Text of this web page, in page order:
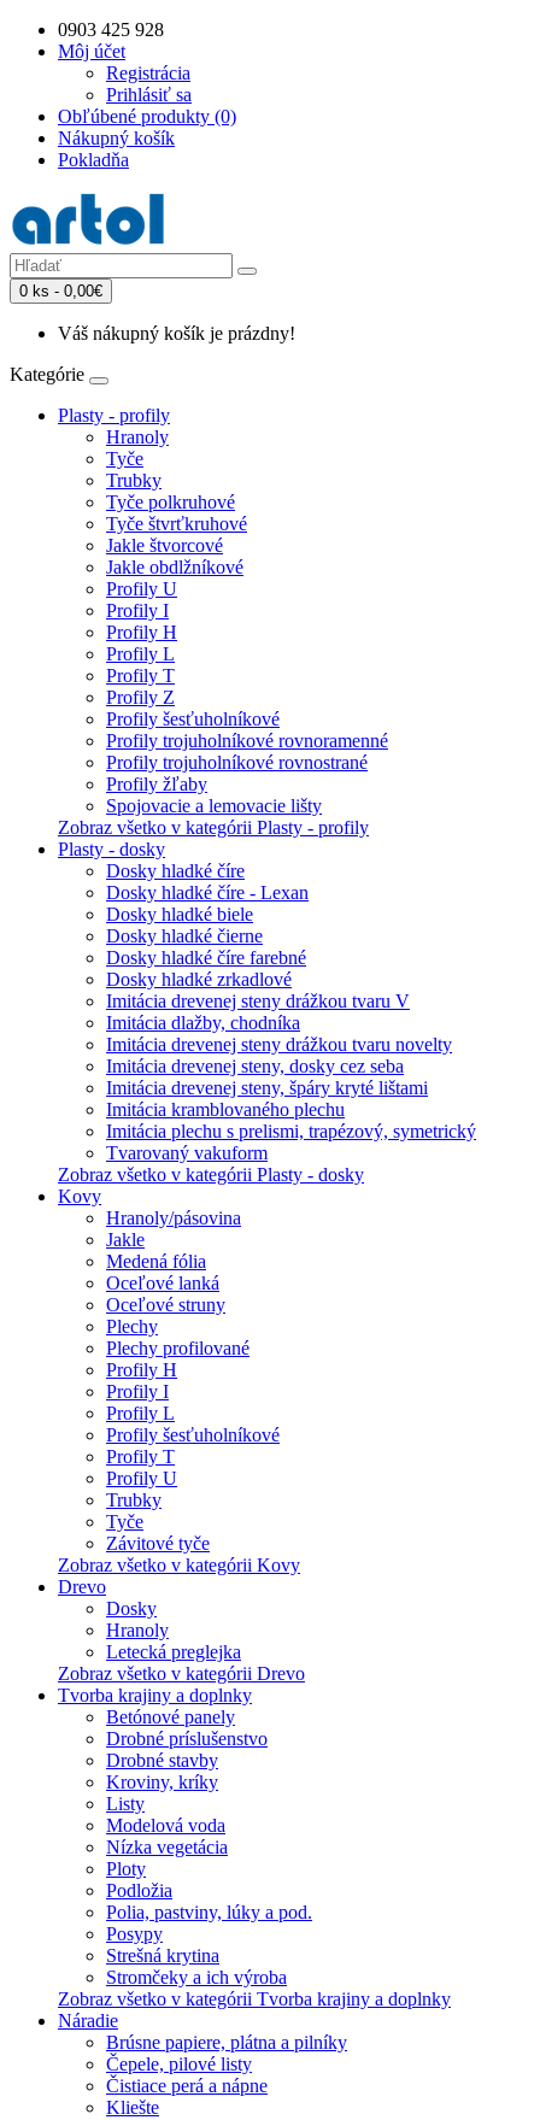
0903 425 928
Môj účet
Registrácia
Prihlásiť sa
Obľúbené produkty (0)
Nákupný košík
Pokladňa
0 ks - 0,00€
Váš nákupný košík je prázdny!
Kategórie
Plasty - profily
Hranoly
Tyče
Trubky
Tyče polkruhové
Tyče štvrťkruhové
Jakle štvorcové
Jakle obdlžníkové
Profily U
Profily I
Profily H
Profily L
Profily T
Profily Z
Profily šesťuholníkové
Profily trojuholníkové rovnoramenné
Profily trojuholníkové rovnostrané
Profily žľaby
Spojovacie a lemovacie lišty
Zobraz všetko v kategórii Plasty - profily
Plasty - dosky
Dosky hladké číre
Dosky hladké číre - Lexan
Dosky hladké biele
Dosky hladké čierne
Dosky hladké číre farebné
Dosky hladké zrkadlové
Imitácia drevenej steny drážkou tvaru V
Imitácia dlažby, chodníka
Imitácia drevenej steny drážkou tvaru novelty
Imitácia drevenej steny, dosky cez seba
Imitácia drevenej steny, špáry kryté lištami
Imitácia kramblovaného plechu
Imitácia plechu s prelismi, trapézový, symetrický
Tvarovaný vakuform
Zobraz všetko v kategórii Plasty - dosky
Kovy
Hranoly/pásovina
Jakle
Medená fólia
Oceľové lanká
Oceľové struny
Plechy
Plechy profilované
Profily H
Profily I
Profily L
Profily šesťuholníkové
Profily T
Profily U
Trubky
Tyče
Závitové tyče
Zobraz všetko v kategórii Kovy
Drevo
Dosky
Hranoly
Letecká preglejka
Zobraz všetko v kategórii Drevo
Tvorba krajiny a doplnky
Betónové panely
Drobné príslušenstvo
Drobné stavby
Kroviny, kríky
Listy
Modelová voda
Nízka vegetácia
Ploty
Podložia
Polia, pastviny, lúky a pod.
Posypy
Strešná krytina
Stromčeky a ich výroba
Zobraz všetko v kategórii Tvorba krajiny a doplnky
Náradie
Brúsne papiere, plátna a pilníky
Čepele, pilové listy
Čistiace perá a nápne
Kliešte